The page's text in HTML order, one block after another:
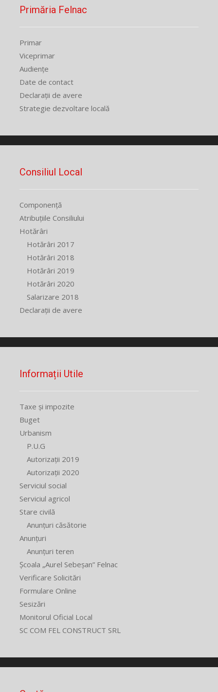
Primăria Felnac
Primar
Viceprimar
Audiențe
Date de contact
Declarații de avere
Strategie dezvoltare locală
Consiliul Local
Componență
Atribuțiile Consiliului
Hotărâri
Hotărâri 2017
Hotărâri 2018
Hotărâri 2019
Hotărâri 2020
Salarizare 2018
Declarații de avere
Informații Utile
Taxe și impozite
Buget
Urbanism
P.U.G
Autorizații 2019
Autorizații 2020
Serviciul social
Serviciul agricol
Stare civilă
Anunțuri căsătorie
Anunțuri
Anunțuri teren
Școala „Aurel Sebeșan” Felnac
Verificare Solicitări
Formulare Online
Sesizări
Monitorul Oficial Local
SC COM FEL CONSTRUCT SRL